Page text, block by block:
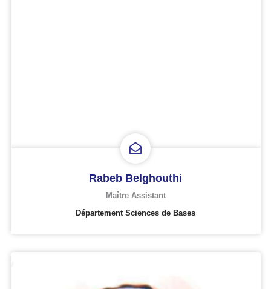
Rabeb Belghouthi
Maître Assistant
Département Sciences de Bases